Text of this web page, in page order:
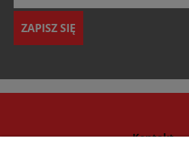
ZAPISZ SIĘ
Kontakt